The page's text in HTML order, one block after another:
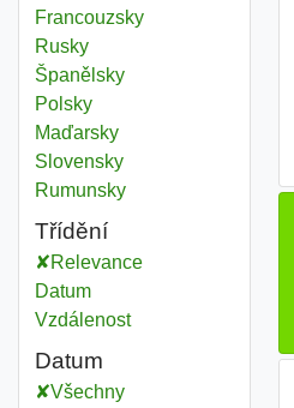
Francouzsky
Rusky
Španělsky
Polsky
Maďarsky
Slovensky
Rumunsky
Třídění
Relevance
Datum
Vzdálenost
Datum
Všechny